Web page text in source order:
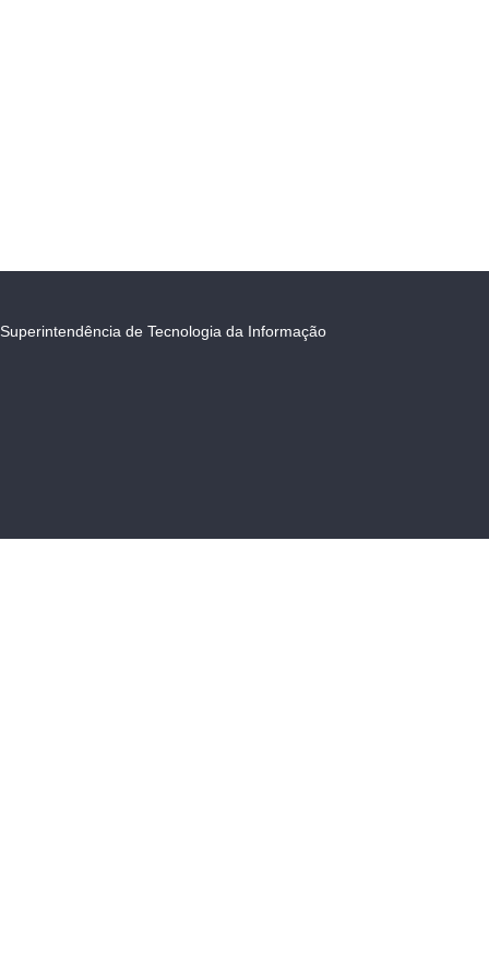
Superintendência de Tecnologia da Informação